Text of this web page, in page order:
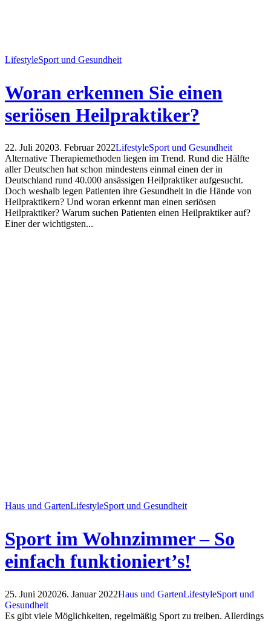
LifestyleSport und Gesundheit
Woran erkennen Sie einen
seriösen Heilpraktiker?
22. Juli 20203. Februar 2022LifestyleSport und Gesundheit
Alternative Therapiemethoden liegen im Trend. Rund die Hälfte
aller Deutschen hat schon mindestens einmal einen der in
Deutschland rund 40.000 ansässigen Heilpraktiker aufgesucht.
Doch weshalb legen Patienten ihre Gesundheit in die Hände von
Heilpraktikern? Und woran erkennt man einen seriösen
Heilpraktiker? Warum suchen Patienten einen Heilpraktiker auf?
Einer der wichtigsten...
Haus und GartenLifestyleSport und Gesundheit
Sport im Wohnzimmer – So
einfach funktioniert’s!
25. Juni 202026. Januar 2022Haus und GartenLifestyleSport und
Gesundheit
Es gibt viele Möglichkeiten, regelmäßig Sport zu treiben. Allerdings